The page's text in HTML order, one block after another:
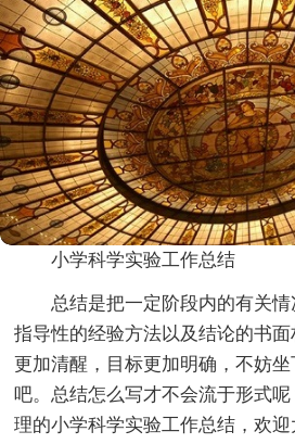
小学科学实验工作总结
总结是把一定阶段内的有关
指导性的经验方法以及结论的书
更加清醒，目标更加明确，不妨
吧。总结怎么写才不会流于形式
理的小学科学实验工作总结，欢